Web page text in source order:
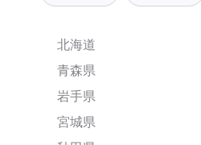
北海道
青森県
岩手県
宮城県